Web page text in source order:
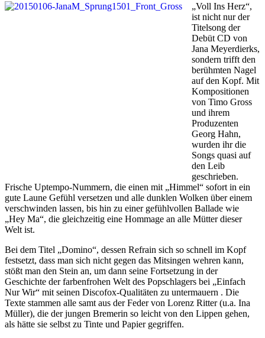
„Voll Ins Herz“,
ist nicht nur der
Titelsong der
Debüt CD von
Jana Meyerdierks,
sondern trifft den
berühmten Nagel
auf den Kopf. Mit
Kompositionen
von Timo Gross
und ihrem
Produzenten
Georg Hahn,
wurden ihr die
Songs quasi auf
den Leib
geschrieben.
Frische Uptempo-Nummern, die einen mit „Himmel“ sofort in ein
gute Laune Gefühl versetzen und alle dunklen Wolken über einem
verschwinden lassen, bis hin zu einer gefühlvollen Ballade wie
„Hey Ma“, die gleichzeitig eine Hommage an alle Mütter dieser
Welt ist.
Bei dem Titel „Domino“, dessen Refrain sich so schnell im Kopf
festsetzt, dass man sich nicht gegen das Mitsingen wehren kann,
stößt man den Stein an, um dann seine Fortsetzung in der
Geschichte der farbenfrohen Welt des Popschlagers bei „Einfach
Nur Wir“ mit seinen Discofox-Qualitäten zu untermauern . Die
Texte stammen alle samt aus der Feder von Lorenz Ritter (u.a. Ina
Müller), die der jungen Bremerin so leicht von den Lippen gehen,
als hätte sie selbst zu Tinte und Papier gegriffen.